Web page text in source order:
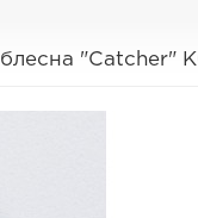
блесна "Catcher"